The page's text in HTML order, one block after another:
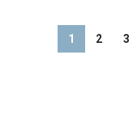
1 2 3